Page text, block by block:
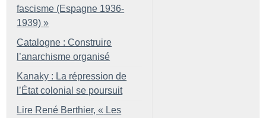
fascisme (Espagne 1936-
1939) »
Catalogne : Construire
l’anarchisme organisé
Kanaky : La répression de
l’État colonial se poursuit
Lire René Berthier, « Les